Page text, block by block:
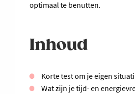
optimaal te benutten.
Inhoud
Korte test om je eigen
Wat zijn je tijd- en